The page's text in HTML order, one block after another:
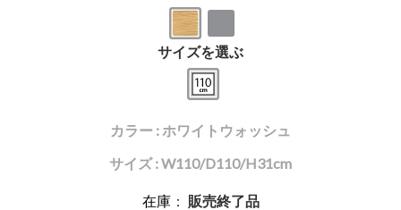
サイズを選ぶ
カラー : ホワイトウォッシュ
サイズ : W110/D110/H31cm
在庫： 販売終了品